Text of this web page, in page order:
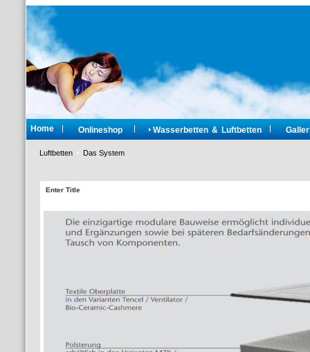
Home Onlineshop Wasserbetten & Luftbetten
Luftbetten Das System
Enter Title